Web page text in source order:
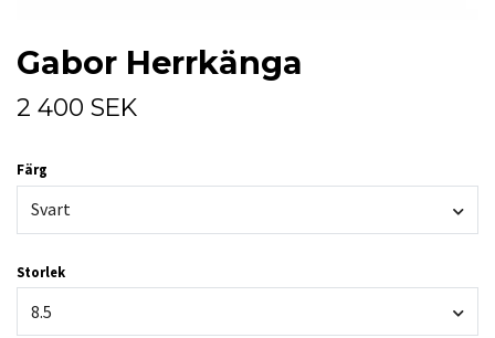
Gabor Herrkänga
2 400 SEK
Färg
Svart
Storlek
8.5